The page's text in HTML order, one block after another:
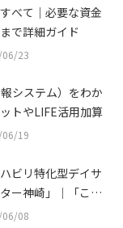
べて｜必要な資金
で詳細ガイド
23
システム）をわか
トやLIFE活用加算
19
ビリ特化型デイサ
ー神崎」｜「この
ために。」——仕
08